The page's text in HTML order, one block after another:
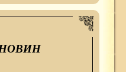
НОВИН